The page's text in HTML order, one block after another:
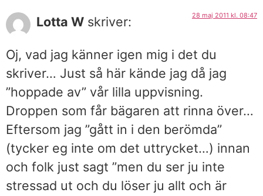
Lotta W skriver: 28 maj 2011 kl. 08:47
Oj, vad jag känner igen mig i det du
skriver… Just så här kände jag då jag
”hoppade av” vår lilla uppvisning.
Droppen som får bägaren att rinna över…
Eftersom jag ”gått in i den berömda”
(tycker eg inte om det uttrycket…) innan
och folk just sagt ”men du ser ju inte
stressad ut och du löser ju allt och är